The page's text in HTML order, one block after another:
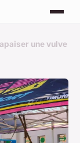
une vulve